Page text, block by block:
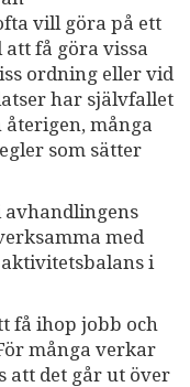
vill göra på ett
få göra vissa
ordning eller vid
har självfallet
många
som sätter
avhandlingens
med
i
få ihop jobb och
många verkar
att det går ut över